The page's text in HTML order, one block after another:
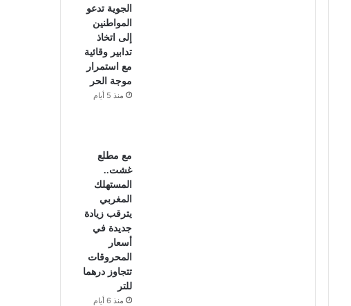
الجوية تدعو
المواطنين
إلى اتخاذ
تدابير وقائية
مع استمرار
موجة الحر
منذ 5 أيام
مع مطلع
غشت..
المستهلك
المغربي
يترقب زيادة
جديدة في
أسعار
المحروقات
تتجاوز درهما
للتر
منذ 6 أيام